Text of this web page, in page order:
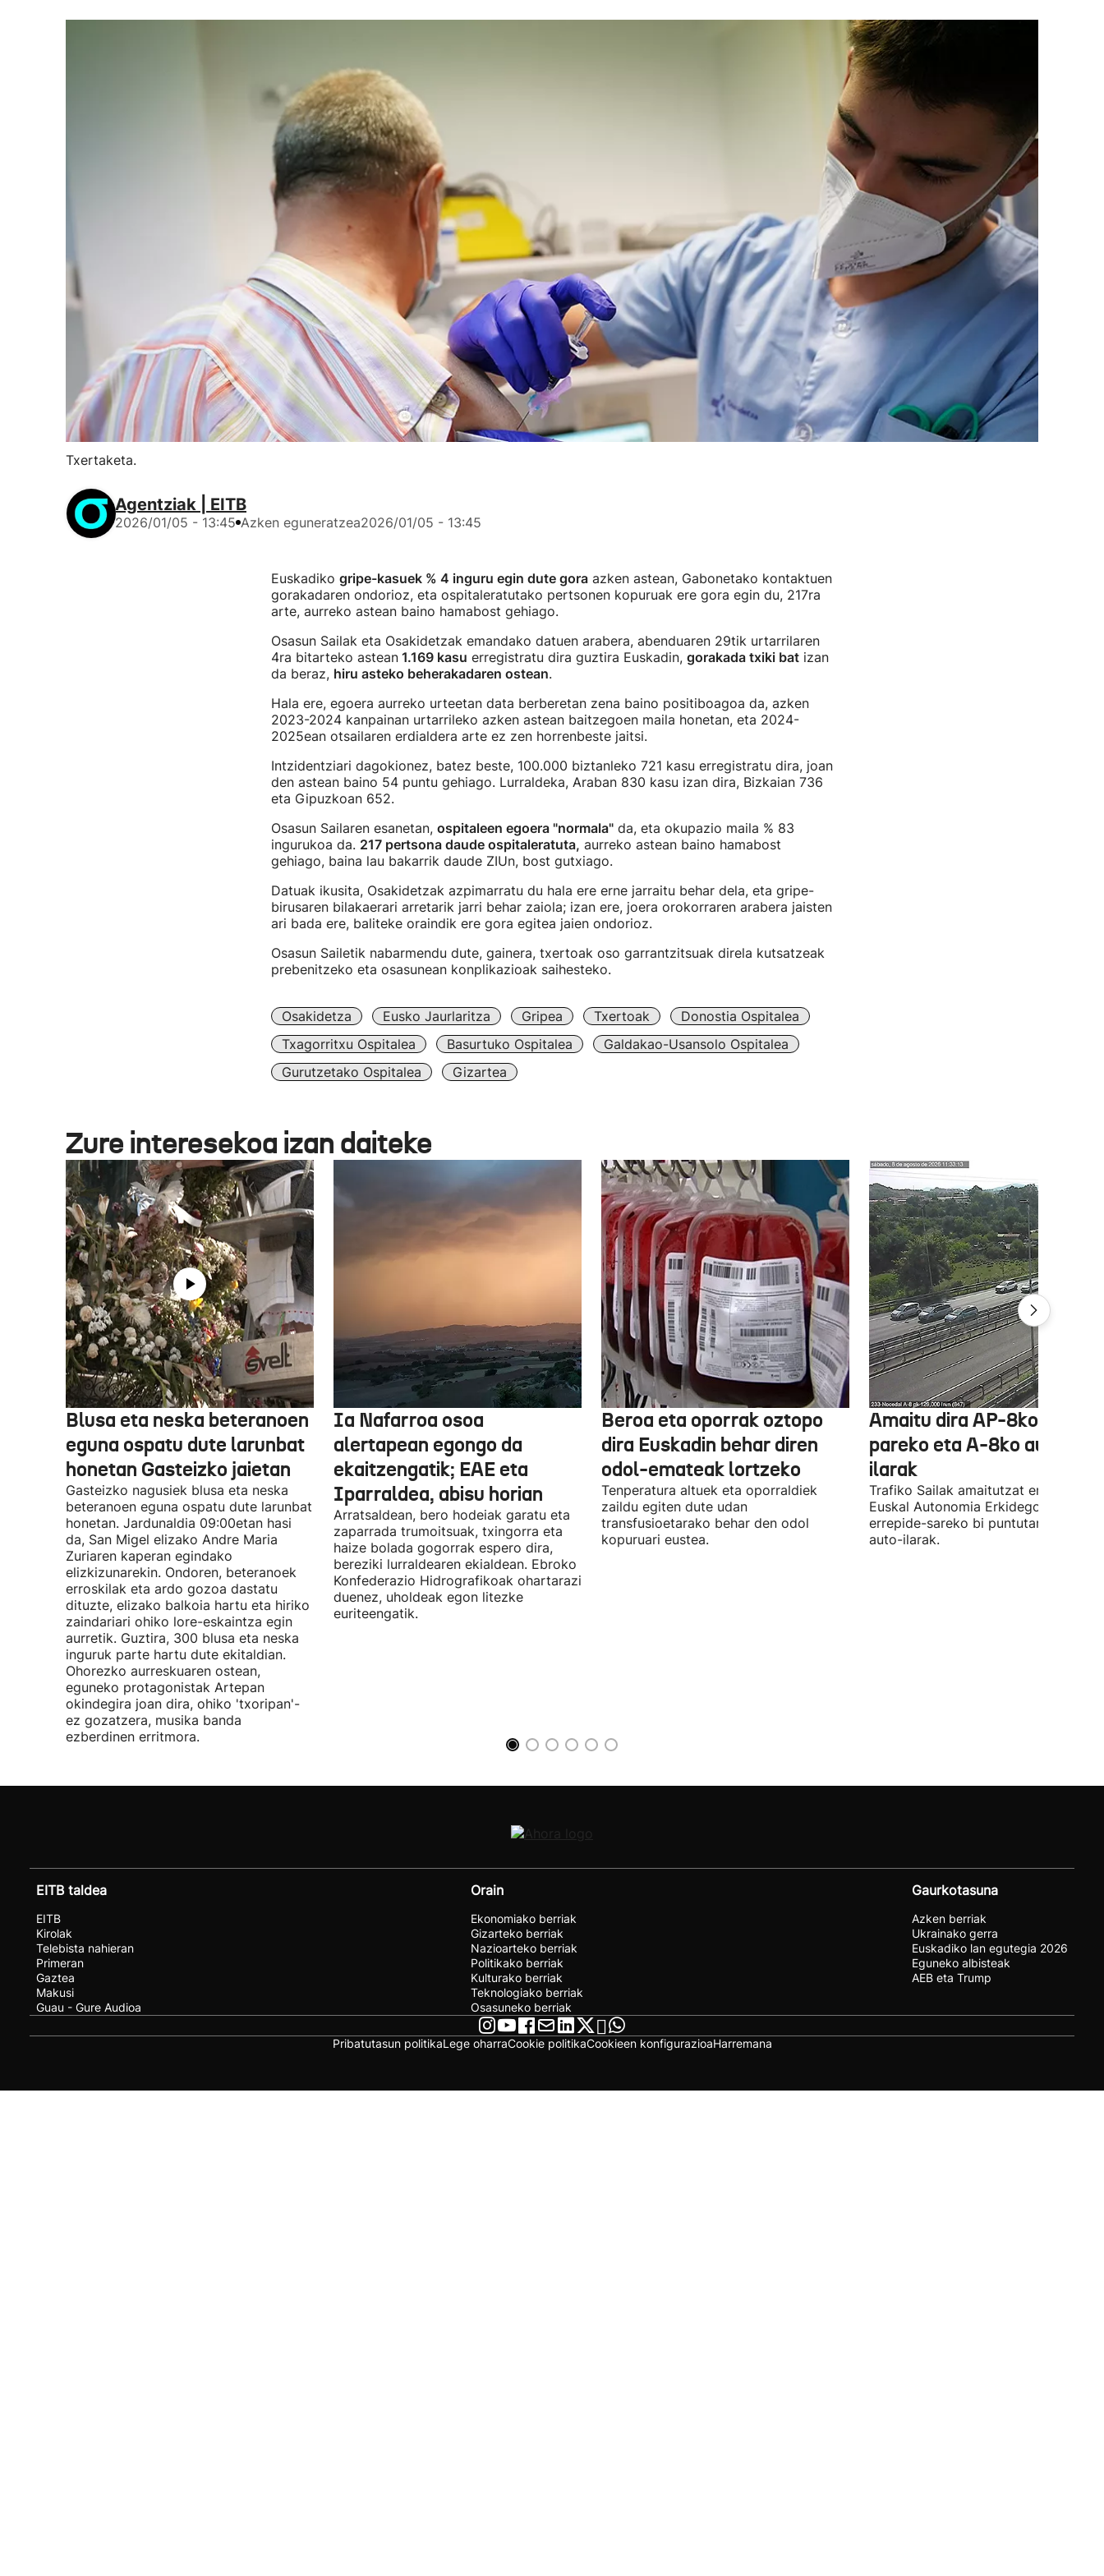
Txertaketa.
Agentziak | EITB
2026/01/05 - 13:45 Azken eguneratzea2026/01/05 - 13:45
Euskadiko gripe-kasuek % 4 inguru egin dute goraazken astean, Gabonetako kontaktuen
gorakadaren ondorioz, eta ospitaleratutako pertsonen kopuruak ere gora egin du, 217ra
arte, aurreko astean baino hamabost gehiago.
Osasun Sailak eta Osakidetzak emandako datuen arabera, abenduaren 29tik urtarrilaren
4ra bitarteko astean1.169 kasu erregistratu dira guztira Euskadin, gorakada txiki batizan
da beraz, hiru asteko beherakadaren ostean.
Hala ere, egoera aurreko urteetan data berberetan zena baino positiboagoa da, azken
2023-2024 kanpainan urtarrileko azken astean baitzegoen maila honetan, eta 2024-
2025ean otsailaren erdialdera arte ez zen horrenbeste jaitsi.
Intzidentziari dagokionez, batez beste, 100.000 biztanleko 721 kasu erregistratu dira, joan
den astean baino 54 puntu gehiago. Lurraldeka, Araban 830 kasu izan dira, Bizkaian 736
eta Gipuzkoan 652.
Osasun Sailaren esanetan, ospitaleen egoera "normala"da, eta okupazio maila % 83
ingurukoa da. 217 pertsona daude ospitaleratuta, aurreko astean baino hamabost
gehiago, baina lau bakarrik daude ZIUn, bost gutxiago.
Datuak ikusita, Osakidetzak azpimarratu du hala ere erne jarraitu behar dela, eta gripe-
birusaren bilakaerari arretarik jarri behar zaiola; izan ere, joera orokorraren arabera jaisten
ari bada ere, baliteke oraindik ere gora egitea jaien ondorioz.
Osasun Sailetik nabarmendu dute, gainera, txertoak oso garrantzitsuak direla kutsatzeak
prebenitzeko eta osasunean konplikazioak saihesteko.
Osakidetza Eusko Jaurlaritza Gripea Txertoak
Donostia Ospitalea
Txagorritxu Ospitalea
Basurtuko Ospitalea
Galdakao-Usansolo Ospitalea
Gurutzetako Ospitalea
Gizartea
Zure interesekoa izan daiteke
Blusa eta neska beteranoen
eguna ospatu dute larunbat
honetan Gasteizko jaietan
Gasteizko nagusiek blusa eta neska
beteranoen eguna ospatu dute larunbat
honetan. Jardunaldia 09:00etan hasi
da, San Migel elizako Andre Maria
Zuriaren kaperan egindako
elizkizunarekin. Ondoren, beteranoek
erroskilak eta ardo gozoa dastatu
dituzte, elizako balkoia hartu eta hiriko
zaindariari ohiko lore-eskaintza egin
aurretik. Guztira, 300 blusa eta neska
inguruk parte hartu dute ekitaldian.
Ohorezko aurreskuaren ostean,
eguneko protagonistak Artepan
okindegira joan dira, ohiko 'txoripan'-
ez gozatzera, musika banda
ezberdinen erritmora.
Ia Nafarroa osoa
alertapean egongo da
ekaitzengatik; EAE eta
Iparraldea, abisu horian
Arratsaldean, bero hodeiak garatu eta
zaparrada trumoitsuak, txingorra eta
haize bolada gogorrak espero dira,
bereziki lurraldearen ekialdean. Ebroko
Konfederazio Hidrografikoak ohartarazi
duenez, uholdeak egon litezke
euriteengatik.
Beroa eta oporrak oztopo
dira Euskadin behar diren
odol-emateak lortzeko
Tenperatura altuek eta oporraldiek
zaildu egiten dute udan
transfusioetarako behar den odol
kopuruari eustea.
Amaitu dira AP-8ko Irun
pareko eta A-8ko auto-
ilarak
Trafiko Sailak amaitutzat eman ditu
Euskal Autonomia Erkidegoko
errepide-sareko bi puntutan
auto-ilarak.
EITB taldea
EITB
Kirolak
Telebista nahieran
Primeran
Gaztea
Makusi
Guau - Gure Audioa
Orain
Ekonomiako berriak
Gizarteko berriak
Nazioarteko berriak
Politikako berriak
Kulturako berriak
Teknologiako berriak
Osasuneko berriak
Gaurkotasuna
Azken berriak
Ukrainako gerra
Euskadiko lan egutegia 2026
Eguneko albisteak
AEB eta Trump
Pribatutasun politikaLege oharraCookie politikaCookieen konfigurazioaHarremana